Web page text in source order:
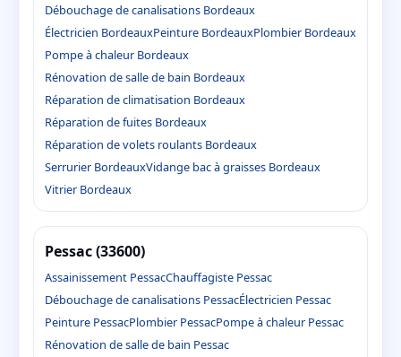
Débouchage de canalisations Bordeaux
Électricien BordeauxPeinture BordeauxPlombier Bordeaux
Pompe à chaleur Bordeaux
Rénovation de salle de bain Bordeaux
Réparation de climatisation Bordeaux
Réparation de fuites Bordeaux
Réparation de volets roulants Bordeaux
Serrurier BordeauxVidange bac à graisses Bordeaux
Vitrier Bordeaux
Pessac (33600)
Assainissement PessacChauffagiste Pessac
Débouchage de canalisations PessacÉlectricien Pessac
Peinture PessacPlombier PessacPompe à chaleur Pessac
Rénovation de salle de bain Pessac